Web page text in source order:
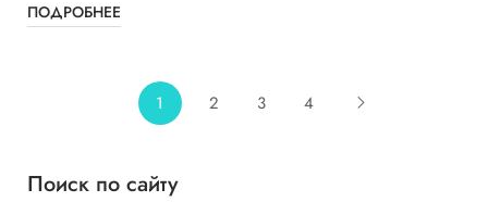
ПОДРОБНЕЕ
1 2 3 4
Поиск по сайту